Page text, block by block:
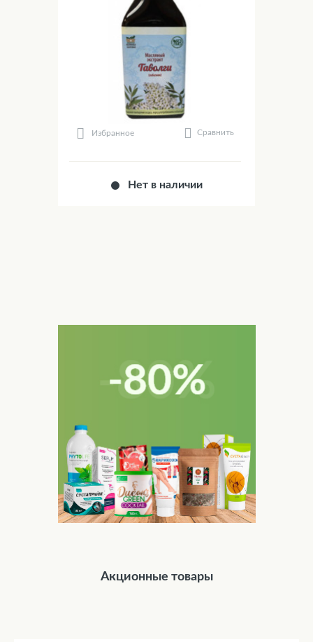
Избранное Сравнить
Нет в наличии
Акционные товары